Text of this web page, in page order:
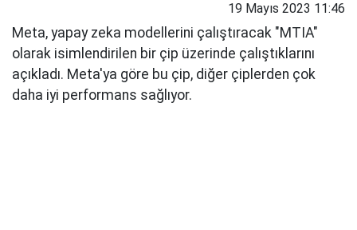
19 Mayıs 2023 11:46
Meta, yapay zeka modellerini çalıştıracak "MTIA"
olarak isimlendirilen bir çip üzerinde çalıştıklarını
açıkladı. Meta'ya göre bu çip, diğer çiplerden çok
daha iyi performans sağlıyor.